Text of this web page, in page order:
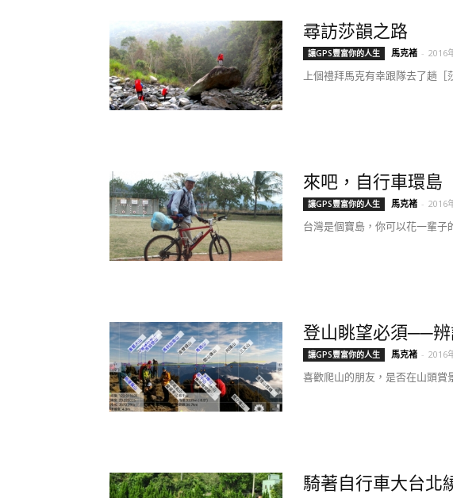
尋訪莎韻之路
讓GPS豐富你的人生 馬克褚 - 2016
上個禮拜馬克有幸跟隊去了趟
來吧，自行車環島
讓GPS豐富你的人生 馬克褚 - 2016
台灣是個寶島，你可以花一輩子
登山眺望必須──
讓GPS豐富你的人生 馬克褚 - 2016
喜歡爬山的朋友，是否在山頭賞
騎著自行車大台北